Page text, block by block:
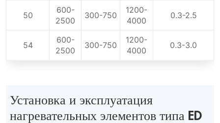
50
600-
2500
300-750
1200-
4000
0.3-2.5
54
600-
2500
300-750
1200-
4000
0.3-3.0
Установка и эксплуатация
нагревательных элементов типа ED